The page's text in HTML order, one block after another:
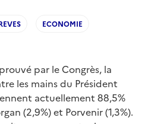
ECONOMIE
par le Congrès, la
les mains du Président
actuellement 88,5%
(2,9%) et Porvenir (1,3%).